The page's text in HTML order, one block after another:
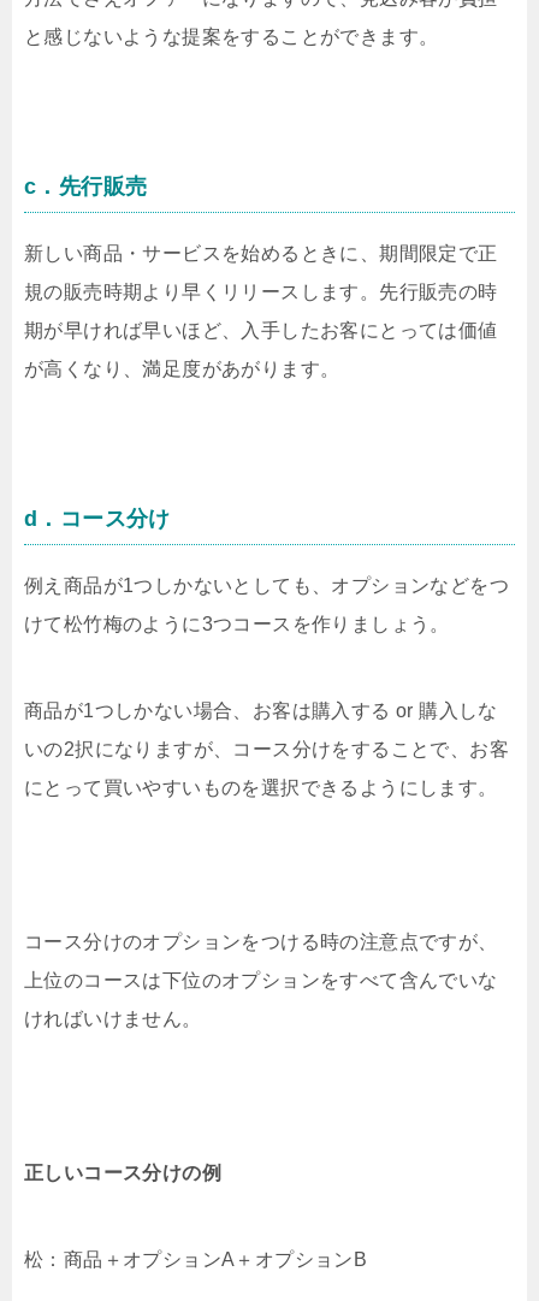
と感じないような提案をすることができます。
c．先行販売
新しい商品・サービスを始めるときに、期間限定で正
規の販売時期より早くリリースします。先行販売の時
期が早ければ早いほど、入手したお客にとっては価値
が高くなり、満足度があがります。
d．コース分け
例え商品が1つしかないとしても、オプションなどをつ
けて松竹梅のように3つコースを作りましょう。
商品が1つしかない場合、お客は購入する or 購入しな
いの2択になりますが、コース分けをすることで、お客
にとって買いやすいものを選択できるようにします。
コース分けのオプションをつける時の注意点ですが、
上位のコースは下位のオプションをすべて含んでいな
ければいけません。
正しいコース分けの例
松：商品＋オプションA＋オプションB